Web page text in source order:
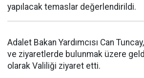
yapılacak temaslar değerlendirildi.
Adalet Bakan Yardımcısı Can
ve ziyaretlerde bulunmak üzere
olarak Valiliği ziyaret etti.